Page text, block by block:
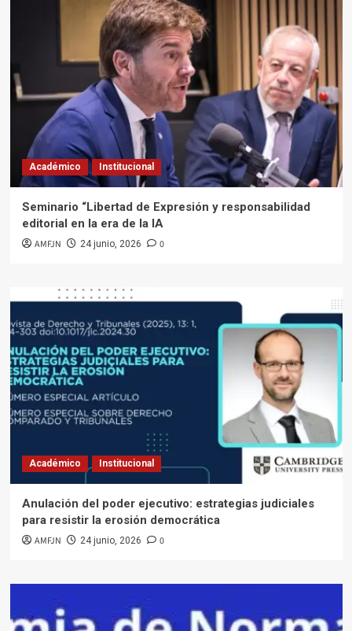
Académico Institucional
Seminario “Libertad de Expresión y responsabilidad
editorial en la era de la IA
AMFJN 24 junio, 2026 0
Académico Institucional
Anulación del poder ejecutivo: estrategias judiciales
para resistir la erosión democrática
AMFJN 24 junio, 2026 0